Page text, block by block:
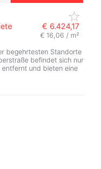
€ 6.424,17
€ 16,06 / m²
begehrtesten Standorte
befindet sich nur
entfernt und bieten eine